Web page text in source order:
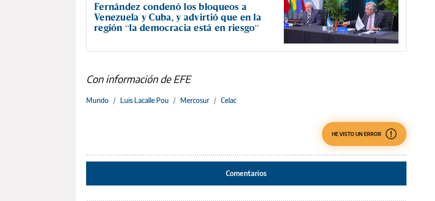
Fernández condenó los bloqueos a
Venezuela y Cuba, y advirtió que en la
región “la democracia está en riesgo”
Con información de EFE
Mundo / Luis Lacalle Pou / Mercosur / Celac
HE VISTO UN ERROR
Comentarios